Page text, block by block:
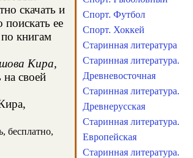
скачать и
ее
книгам
Кира,
своей
бесплатно,
Спорт. Футбол
Спорт. Хоккей
Старинная литература
Старинная литература.
Древневосточная
Старинная литература.
Древнерусская
Старинная литература.
Европейская
Старинная литература.